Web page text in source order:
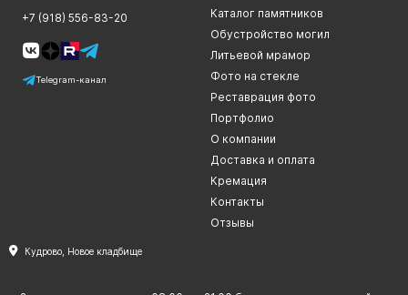
+7 (918) 556-83-20
Telegram-канал
Каталог памятников
Обустройство могил
Литьевой мрамор
Фото на стекле
Реставрация фото
Портфолио
О компании
Доставка и оплата
Кремация
Контакты
Отзывы
Кудрово, Новое кладбище